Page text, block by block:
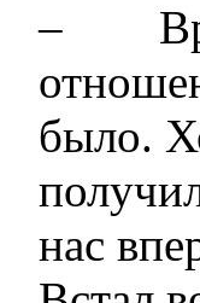
–
было.
нас